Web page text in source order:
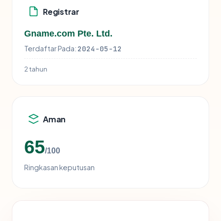
Registrar
Gname.com Pte. Ltd.
Terdaftar Pada: 2024-05-12
2 tahun
Aman
65/100
Ringkasan keputusan